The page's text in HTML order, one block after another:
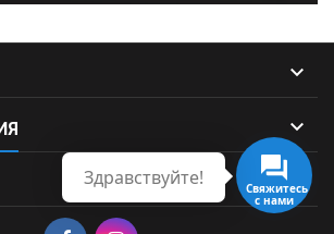



Свяжитесь
с нами
Здравствуйте!